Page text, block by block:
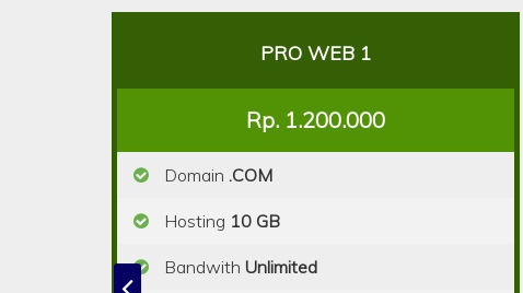
PRO WEB 1
Rp. 1.200.000
Domain .COM
Hosting 10 GB
Bandwith Unlimited